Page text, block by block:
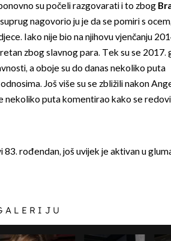
su počeli razgovarati i to zbog
nagovorio ju je da se pomiri s
Iako nije bio na njihovu vjenčanju
zbog slavnog para. Tek su se 2017.
a oboje su do danas nekoliko puta
Još više su se zbližili nakon
nekoliko puta komentirao kako se
83. rođendan, još uvijek je aktivan u